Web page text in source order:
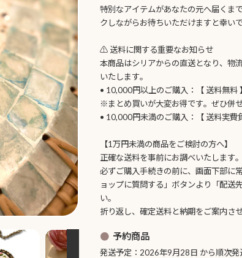
特別なアイテムがあなたの元へ届くま
クしながらお待ちいただけますと幸い
⚠️ 送料に関する重要なお知らせ
本商品はシリアからの直送となり、物
いたします。
• 10,000円以上のご購入：【 送料無料 】
※まとめ買いが大変お得です。ぜひ併
• 10,000円未満のご購入：【 送料実費
【1万円未満の商品をご検討の方へ】
正確な送料を事前にお調べいたします。
必ずご購入手続きの前に、画面下部に
ョップに質問する」ボタンより「配送
い。
折り返し、確定送料と納期をご案内さ
予約商品
発送予定：2026年9月28日 から順次発